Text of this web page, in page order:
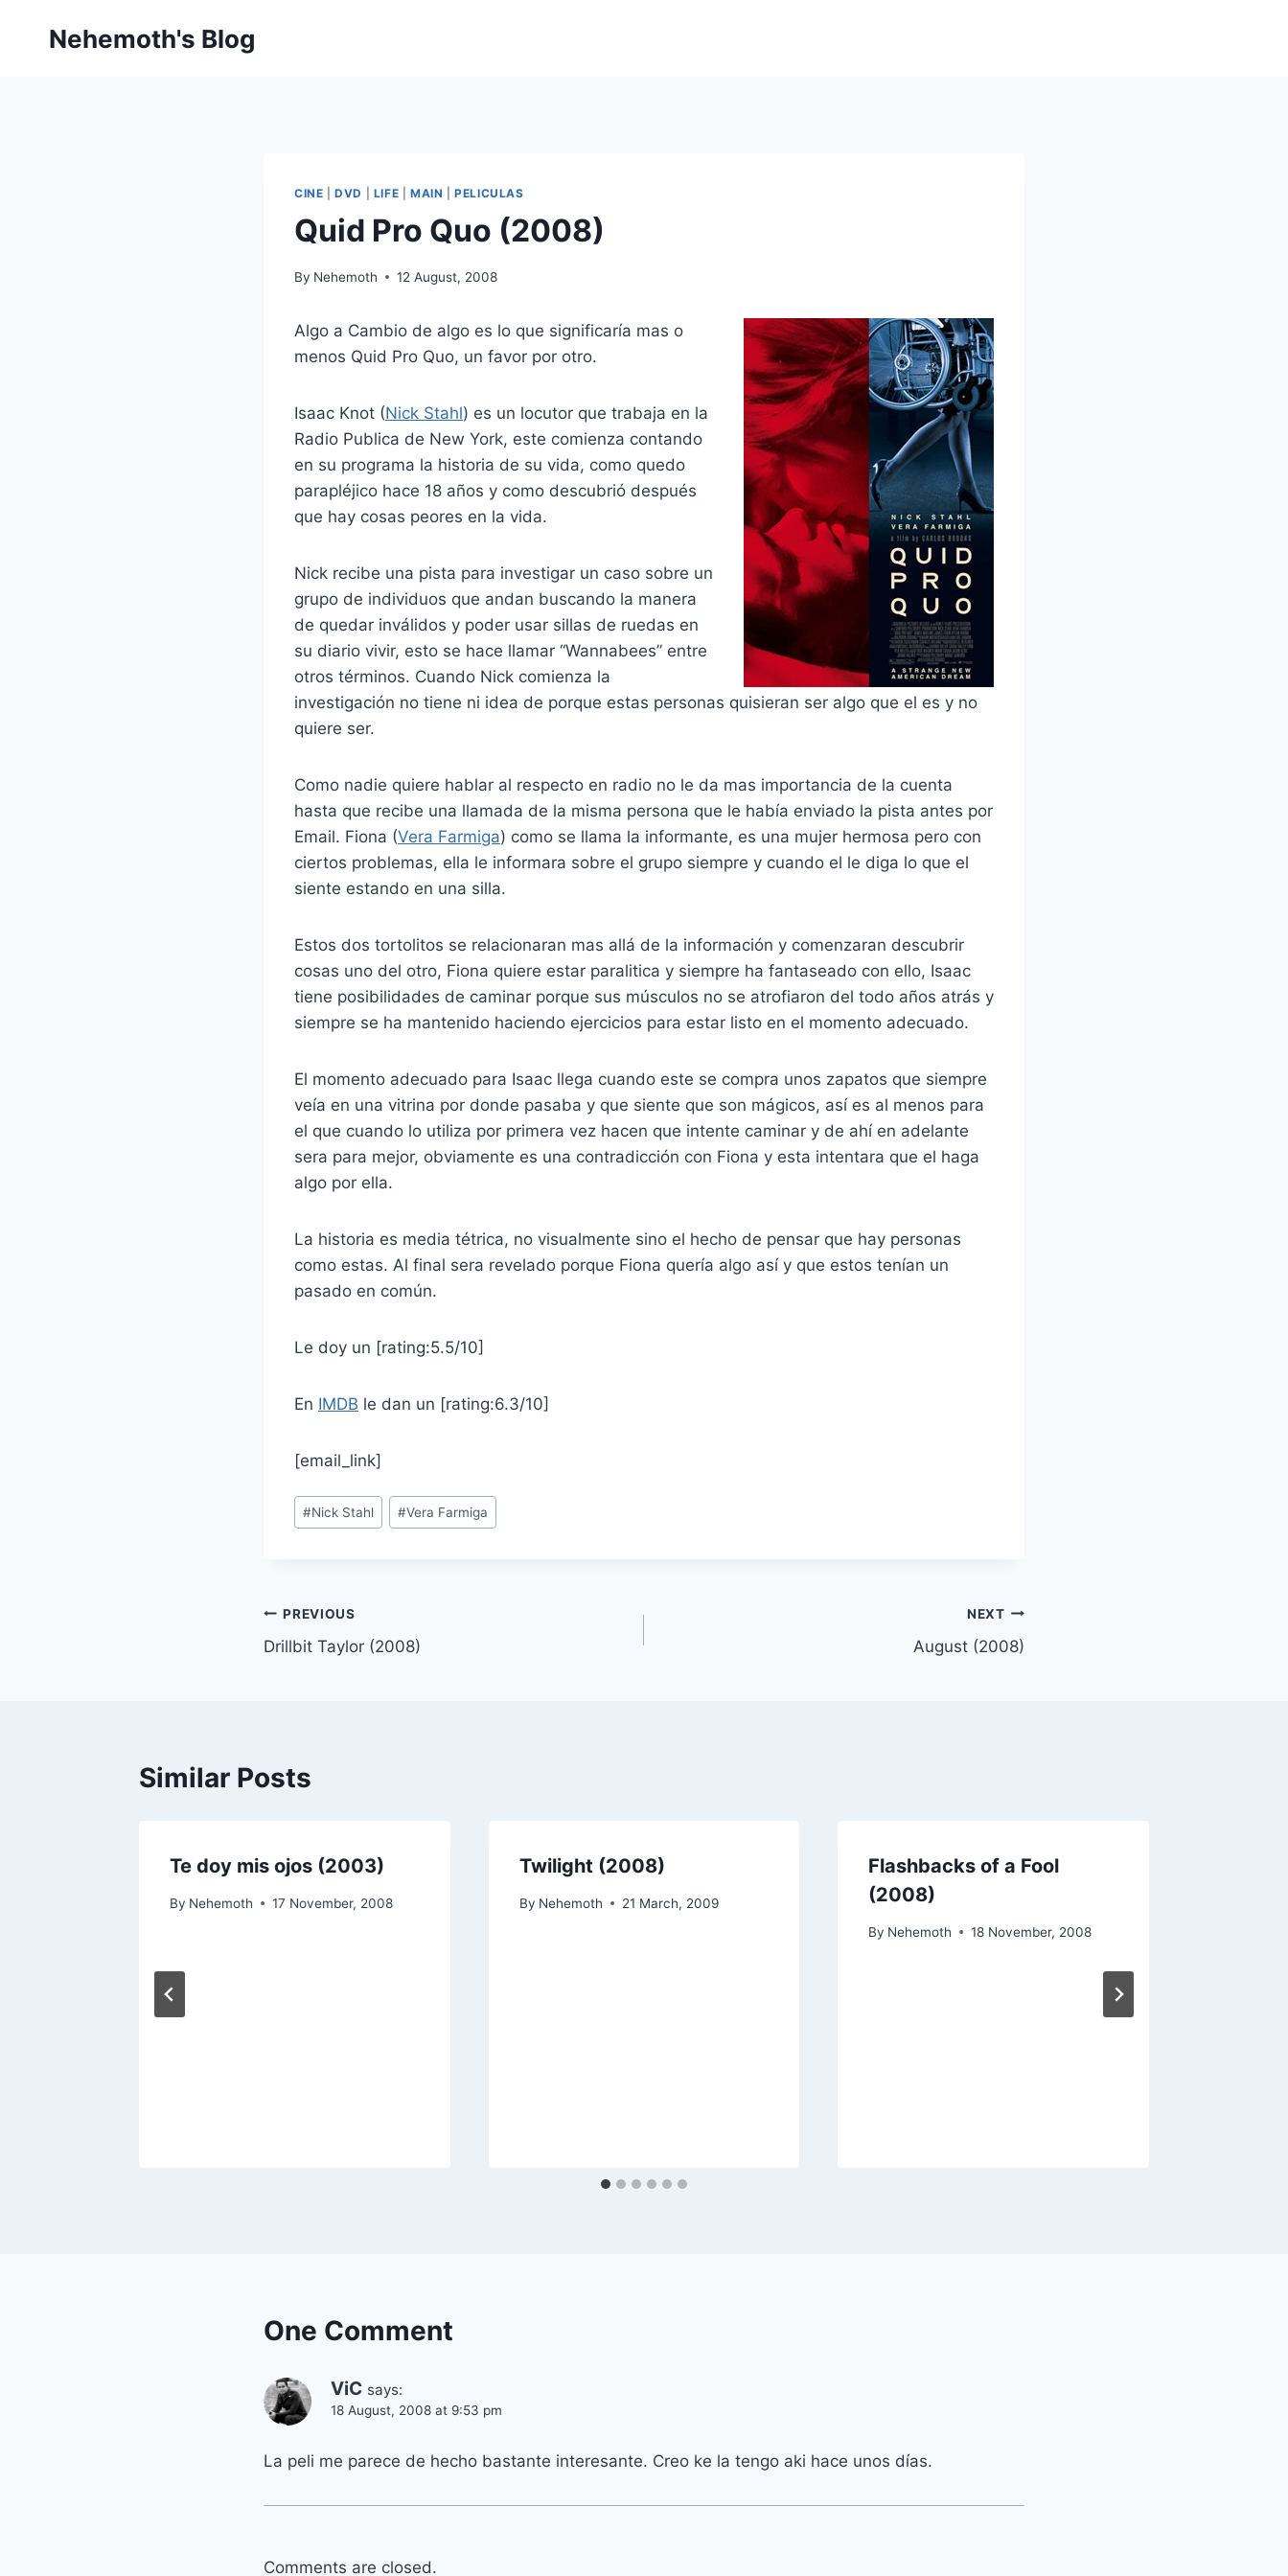
Nehemoth's Blog
CINE |DVD LIFE MAIN |PELICULAS
Quid Pro Quo (2008)
By Nehemoth 12 August, 2008
Algo a Cambio de algo es lo que significaría mas o
menos Quid Pro Quo, un favor por otro.
Isaac Knot (Nick Stahl) es un locutor que trabaja en la
Radio Publica de New York, este comienza contando
en su programa la historia de su vida, como quedo
parapléjico hace 18 años y como descubrió después
que hay cosas peores en la vida.
Nick recibe una pista para investigar un caso sobre un
grupo de individuos que andan buscando la manera
de quedar inválidos y poder usar sillas de ruedas en
su diario vivir, esto se hace llamar “Wannabees” entre
otros términos. Cuando Nick comienza la
investigación no tiene ni idea de porque estas personas quisieran ser algo que el es y no
quiere ser.
Como nadie quiere hablar al respecto en radio no le da mas importancia de la cuenta
hasta que recibe una llamada de la misma persona que le había enviado la pista antes por
Email. Fiona (Vera Farmiga) como se llama la informante, es una mujer hermosa pero con
ciertos problemas, ella le informara sobre el grupo siempre y cuando el le diga lo que el
siente estando en una silla.
Estos dos tortolitos se relacionaran mas allá de la información y comenzaran descubrir
cosas uno del otro, Fiona quiere estar paralitica y siempre ha fantaseado con ello, Isaac
tiene posibilidades de caminar porque sus músculos no se atrofiaron del todo años atrás y
siempre se ha mantenido haciendo ejercicios para estar listo en el momento adecuado.
El momento adecuado para Isaac llega cuando este se compra unos zapatos que siempre
veía en una vitrina por donde pasaba y que siente que son mágicos, así es al menos para
el que cuando lo utiliza por primera vez hacen que intente caminar y de ahí en adelante
sera para mejor, obviamente es una contradicción con Fiona y esta intentara que el haga
algo por ella.
La historia es media tétrica, no visualmente sino el hecho de pensar que hay personas
como estas. Al final sera revelado porque Fiona quería algo así y que estos tenían un
pasado en común.
Le doy un [rating:5.5/10]
En IMDB le dan un [rating:6.3/10]
[email_link]
Post
Tags:
#Nick Stahl #Vera Farmiga
Post
navigation
PREVIOUS
Drillbit Taylor (2008)
NEXT
August (2008)
Similar Posts
Te doy mis ojos (2003)
By Nehemoth 17 November, 2008
Twilight (2008)
By Nehemoth 21 March, 2009
Flashbacks of a Fool
(2008)
By Nehemoth 18 November, 2008
One Comment
ViC says:
18 August, 2008 at 9:53 pm
La peli me parece de hecho bastante interesante. Creo ke la tengo aki hace unos días.
Comments are closed.